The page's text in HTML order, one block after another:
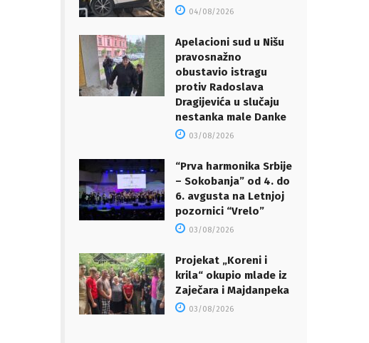
04/08/2026
Apelacioni sud u Nišu
pravosnažno
obustavio istragu
protiv Radoslava
Dragijevića u slučaju
nestanka male Danke
03/08/2026
“Prva harmonika Srbije
– Sokobanja” od 4. do
6. avgusta na Letnjoj
pozornici “Vrelo”
03/08/2026
Projekat „Koreni i
krila“ okupio mlade iz
Zaječara i Majdanpeka
03/08/2026